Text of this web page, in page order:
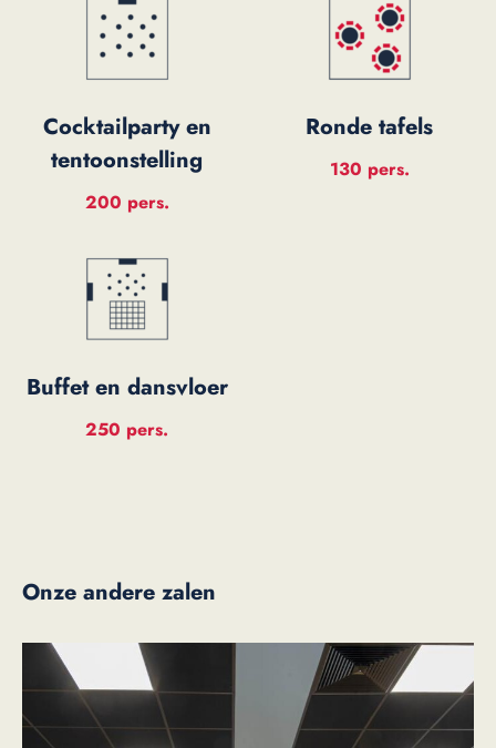
Cocktailparty en
tentoonstelling
200 pers.
Ronde tafels
130 pers.
Buffet en dansvloer
250 pers.
Onze andere zalen